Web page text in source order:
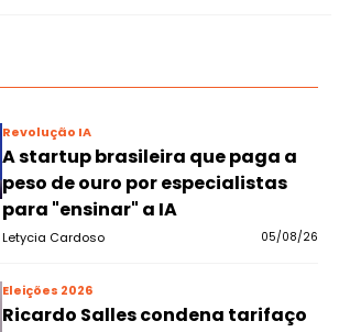
Revolução IA
A startup brasileira que paga a
peso de ouro por especialistas
para "ensinar" a IA
Letycia Cardoso 05/08/26
Eleições 2026
Ricardo Salles condena tarifaço